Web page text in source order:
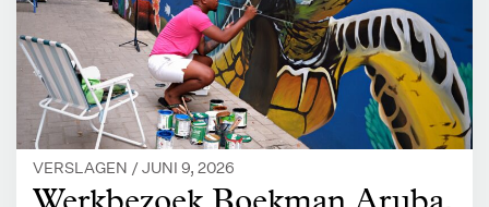
VERSLAGEN /JUNI 9, 2026